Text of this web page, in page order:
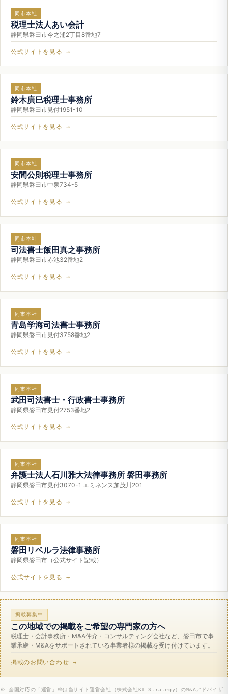
同市本社
税理士法人あい会計
静岡県磐田市今之浦2丁目8番地7
公式サイトを見る →
同市本社
鈴木廣巳税理士事務所
静岡県磐田市見付1951-10
公式サイトを見る →
同市本社
安間公則税理士事務所
静岡県磐田市中泉734-5
公式サイトを見る →
同市本社
司法書士飯田真之事務所
静岡県磐田市赤池32番地2
公式サイトを見る →
同市本社
青島学海司法書士事務所
静岡県磐田市見付3758番地2
公式サイトを見る →
同市本社
武田司法書士・行政書士事務所
静岡県磐田市見付2753番地2
公式サイトを見る →
同市本社
弁護士法人石川雅大法律事務所 磐田事務所
静岡県磐田市見付3070-1 エミネンス加茂川201
公式サイトを見る →
同市本社
磐田リベルラ法律事務所
静岡県磐田市（公式サイト記載）
公式サイトを見る →
掲載募集中
この地域での掲載をご希望の専門家の方へ
税理士・会計事務所・M&A仲介・コンサルティング会社など、磐田市で事
業承継・M&Aをサポートされている事業者様の掲載を受け付けています。
掲載のお問い合わせ →
※ 全国対応の「運営」枠は当サイト運営会社（株式会社KI Strategy）のM&Aアドバイザ